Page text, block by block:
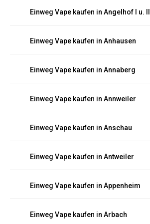
Einweg Vape kaufen in Angelhof I u. II
Einweg Vape kaufen in Anhausen
Einweg Vape kaufen in Annaberg
Einweg Vape kaufen in Annweiler
Einweg Vape kaufen in Anschau
Einweg Vape kaufen in Antweiler
Einweg Vape kaufen in Appenheim
Einweg Vape kaufen in Arbach